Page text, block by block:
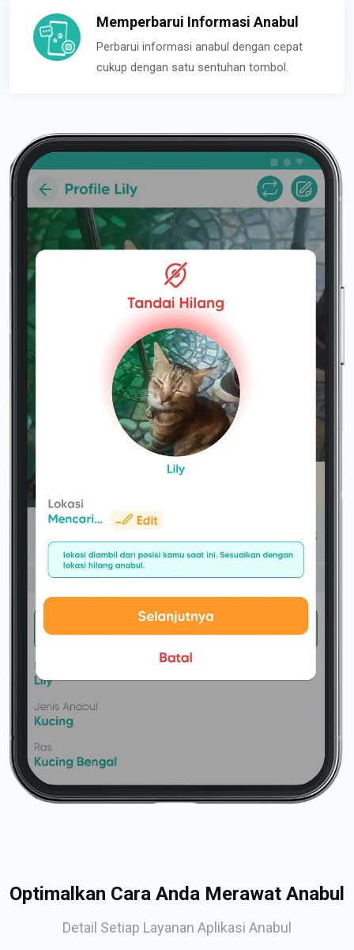
Memperbarui Informasi Anabul
Perbarui informasi anabul dengan cepat
cukup dengan satu sentuhan tombol.
Optimalkan Cara Anda Merawat Anabul
Detail Setiap Layanan Aplikasi Anabul